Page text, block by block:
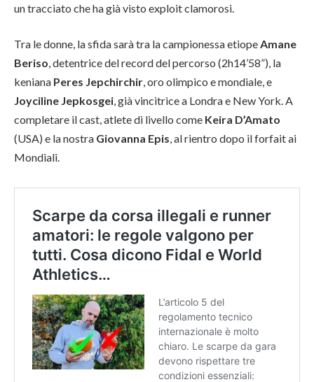
un tracciato che ha già visto exploit clamorosi.
Tra le donne, la sfida sarà tra la campionessa etiopeAmane
Beriso, detentrice del record del percorso (2h14’58”), la
keniana Peres Jepchirchir, oro olimpico e mondiale, e
Joyciline Jepkosgei, già vincitrice a Londra e New York. A
completare il cast, atlete di livello come Keira D’Amato
(USA) e la nostra Giovanna Epis, al rientro dopo il forfait ai
Mondiali.